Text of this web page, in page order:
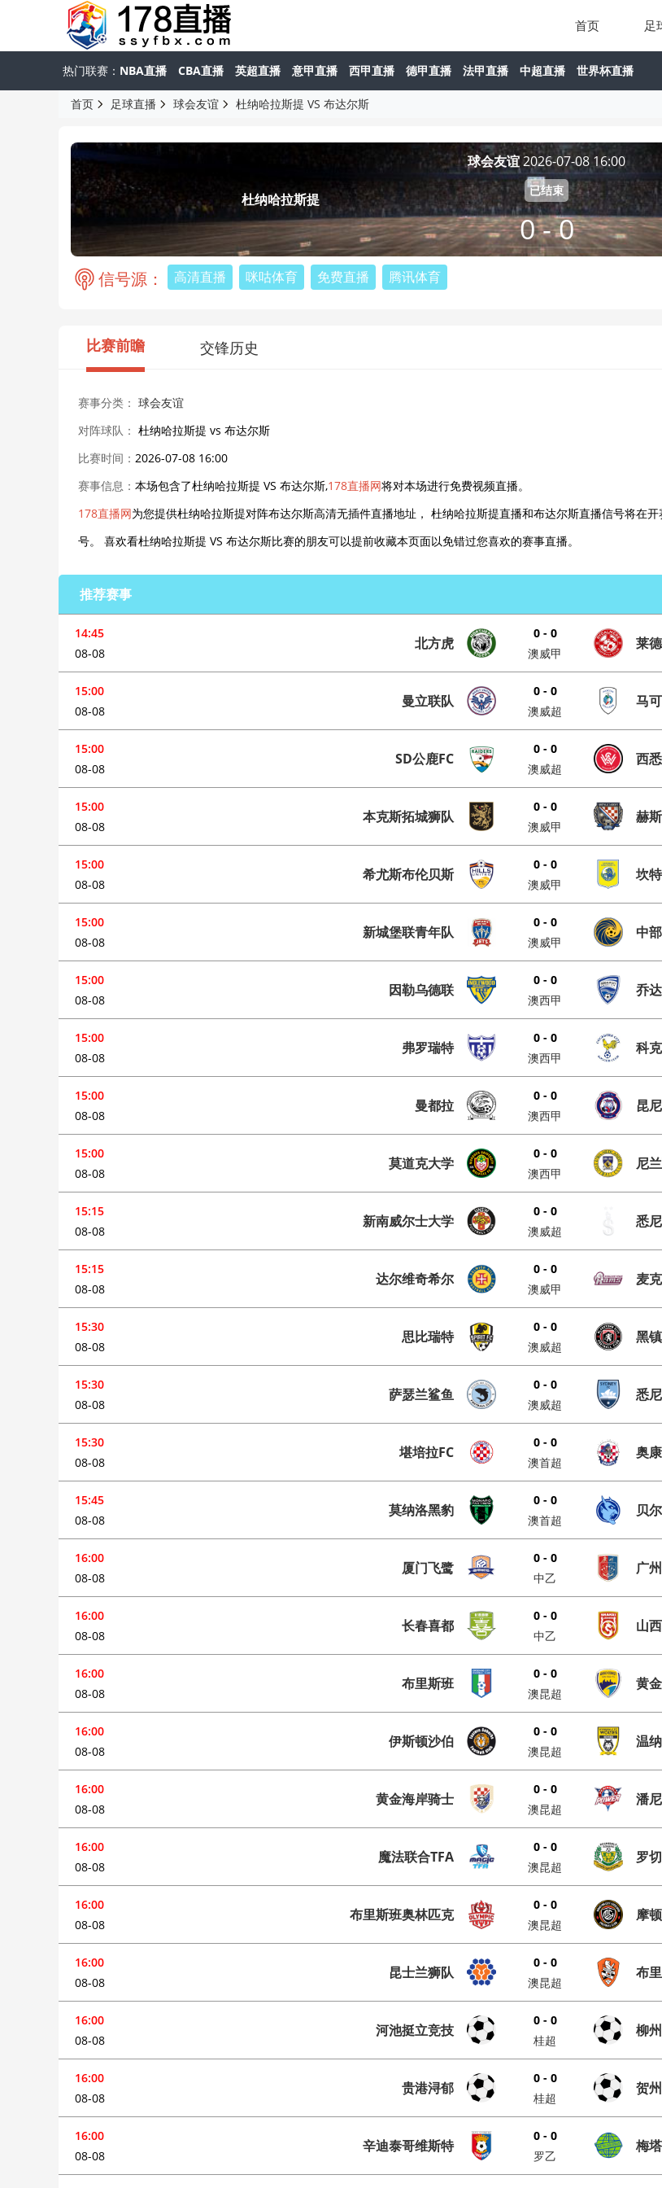
首页 足
热门联赛： NBA直播 CBA直播 英超直播 意甲直播 西甲直播 德甲直播 法甲直播 中超直播 世界杯直播
首页 足球直播 球会友谊 杜纳哈拉斯提 VS 布达尔斯
杜纳哈拉斯提
球会友谊2026-07-08 16:00
已结束
0 - 0
信号源： 高清直播 咪咕体育 免费直播 腾讯体育
比赛前瞻 交锋历史
赛事分类： 球会友谊
对阵球队： 杜纳哈拉斯提 vs 布达尔斯
比赛时间： 2026-07-08 16:00
赛事信息： 本场包含了杜纳哈拉斯提 VS 布达尔斯,178直播网将对本场进行免费视频直播。
178直播网为您提供杜纳哈拉斯提对阵布达尔斯高清无插件直播地址， 杜纳哈拉斯提直播和布达尔斯直播信号将在
号。 喜欢看杜纳哈拉斯提 VS 布达尔斯比赛的朋友可以提前收藏本页面以免错过您喜欢的赛事直播。
推荐赛事
14:45
08-08
北方虎
0 - 0
澳威甲
莱
15:00
08-08
曼立联队
0 - 0
澳威超
马
15:00
08-08
SD公鹿FC
0 - 0
澳威超
西
15:00
08-08
本克斯拓城狮队
0 - 0
澳威甲
赫
15:00
08-08
希尤斯布伦贝斯
0 - 0
澳威甲
坎
15:00
08-08
新城堡联青年队
0 - 0
澳威甲
中
15:00
08-08
因勒乌德联
0 - 0
澳西甲
乔
15:00
08-08
弗罗瑞特
0 - 0
澳西甲
科
15:00
08-08
曼都拉
0 - 0
澳西甲
昆
15:00
08-08
莫道克大学
0 - 0
澳西甲
尼
15:15
08-08
新南威尔士大学
0 - 0
澳威超
悉
15:15
08-08
达尔维奇希尔
0 - 0
澳威甲
麦
15:30
08-08
思比瑞特
0 - 0
澳威超
黑
15:30
08-08
萨瑟兰鲨鱼
0 - 0
澳威超
悉
15:30
08-08
堪培拉FC
0 - 0
澳首超
奥
15:45
08-08
莫纳洛黑豹
0 - 0
澳首超
贝
16:00
08-08
厦门飞鹭
0 - 0
中乙
广
16:00
08-08
长春喜都
0 - 0
中乙
山
16:00
08-08
布里斯班
0 - 0
澳昆超
黄
16:00
08-08
伊斯顿沙伯
0 - 0
澳昆超
温
16:00
08-08
黄金海岸骑士
0 - 0
澳昆超
潘
16:00
08-08
魔法联合TFA
0 - 0
澳昆超
罗
16:00
08-08
布里斯班奥林匹克
0 - 0
澳昆超
摩
16:00
08-08
昆士兰狮队
0 - 0
澳昆超
布
16:00
08-08
河池挺立竞技
0 - 0
桂超
柳
16:00
08-08
贵港浔郁
0 - 0
桂超
贺
16:00
08-08
辛迪泰哥维斯特
0 - 0
罗乙
梅